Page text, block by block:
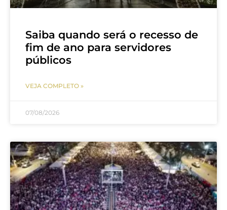
Saiba quando será o recesso de
fim de ano para servidores
públicos
VEJA COMPLETO »
07/08/2026